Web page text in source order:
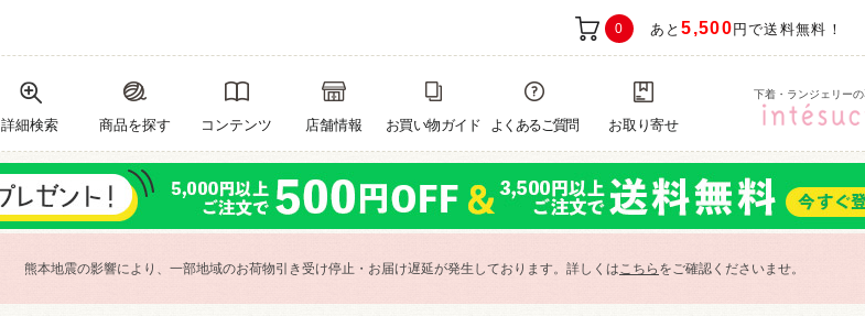
0 あと5,500 円で送料無料！
詳細検索 商品を探す コンテンツ 店舗情報 お買い物ガイド よくあるご質問 お取り寄せ
下着・ランジェリー
熊本地震の影響により、一部地域のお荷物引き受け停止・お届け遅延が発生しております。詳しくはこちら をご確認くださいませ。